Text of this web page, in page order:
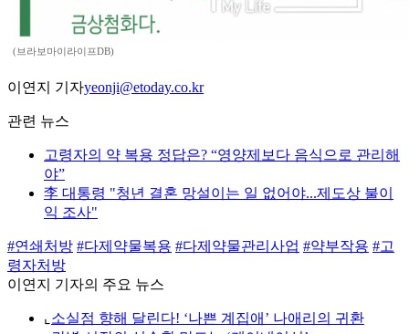
(브라보마이라이프DB)
이연지 기자yeonji@etoday.co.kr
관련 뉴스
고령자의 약 복용 정답은? “영양제보다 음식으로 관리해
야”
李 대통령 "청년 결혼 망설이는 일 없어야...제도상 불이
익 조사"
#연쇄처방 #다제약물복용 #다제약물관리사업 #약부작용 #고
령자처방
이연지 기자의 주요 뉴스
⌞ 소실점 향해 달린다! ‘나쁜 계집애’ 나애리의 귀환